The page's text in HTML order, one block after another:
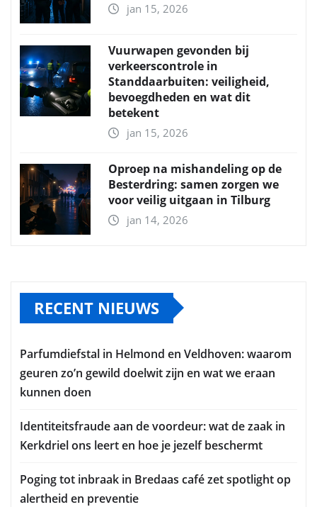
jan 15, 2026
Vuurwapen gevonden bij
verkeerscontrole in
Standdaarbuiten: veiligheid,
bevoegdheden en wat dit
betekent
jan 15, 2026
Oproep na mishandeling op de
Besterdring: samen zorgen we
voor veilig uitgaan in Tilburg
jan 14, 2026
RECENT NIEUWS
Parfumdiefstal in Helmond en Veldhoven: waarom
geuren zo’n gewild doelwit zijn en wat we eraan
kunnen doen
Identiteitsfraude aan de voordeur: wat de zaak in
Kerkdriel ons leert en hoe je jezelf beschermt
Poging tot inbraak in Bredaas café zet spotlight op
alertheid en preventie